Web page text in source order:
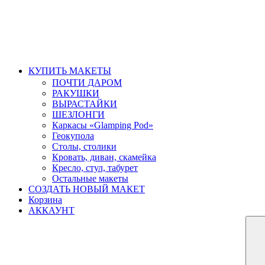
КУПИТЬ МАКЕТЫ
ПОЧТИ ДАРОМ
РАКУШКИ
ВЫРАСТАЙКИ
ШЕЗЛОНГИ
Каркасы «Glamping Pod»
Геокупола
Столы, столики
Кровать, диван, скамейка
Кресло, стул, табурет
Остальные макеты
СОЗДАТЬ НОВЫЙ МАКЕТ
Корзина
АККАУНТ